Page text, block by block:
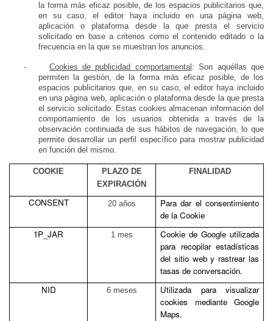
la forma más eficaz posible, de los espacios publicitarios que,
en su caso, el editor haya incluido en una página web,
aplicación o plataforma desde la que presta el servicio
solicitado en base a criterios como el contenido editado o la
frecuencia en la que se muestran los anuncios.
- Cookies de publicidad comportamental : Son aquéllas que
permiten la gestión, de la forma más eficaz posible, de los
espacios publicitarios que, en su caso, el editor haya incluido
en una página web, aplicación o plataforma desde la que presta
el servicio solicitado. Estas cookies almacenan información del
comportamiento de los usuarios obtenida a través de la
observación continuada de sus hábitos de navegación, lo que
permite desarrollar un perfil específico para mostrar publicidad
en función del mismo.
COOKIE
PLAZO DE
EXPIRACIÓN
FINALIDAD
CONSENT 20 años
Para dar el consentimiento
de la Cookie
1P_JAR
1 mes
Cookie de Google utilizada
para recopilar estadísticas
del sitio web y rastrear las
tasas de conversación.
NID
6 meses
Utilizada para visualizar
cookies mediante Google
Maps.